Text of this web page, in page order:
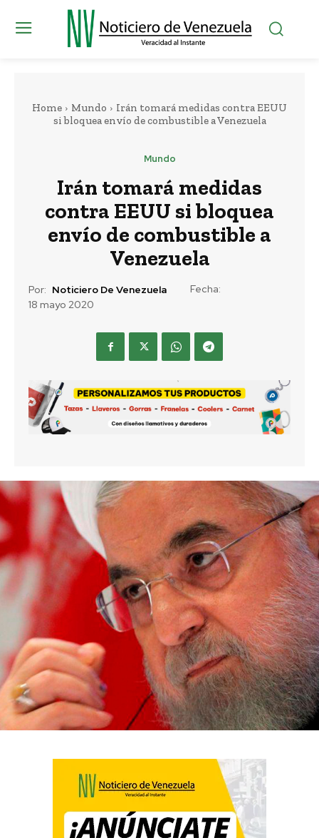
Home Mundo
Irán tomará medidas contra EEUU
si bloquea envío de combustible a Venezuela
Mundo
Irán tomará medidas
contra EEUU si bloquea
envío de combustible a
Venezuela
Por: Noticiero De Venezuela
Fecha:
18 mayo 2020